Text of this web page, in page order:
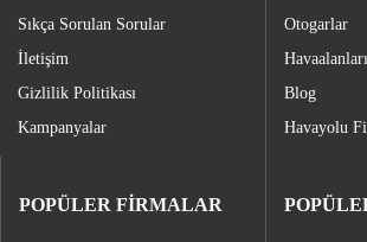
Sıkça Sorulan Sorular
İletişim
Gizlilik Politikası
Kampanyalar
Otogarlar
Havaalanları
Blog
Havayolu
POPÜLER FİRMALAR